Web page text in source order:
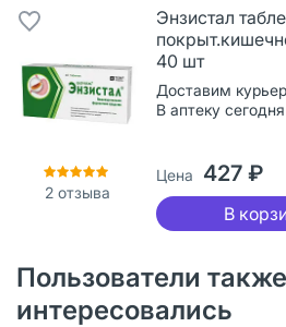
2 отзыва
Энзистал
40 шт
Доставим
В аптеку
Цена 427 ₽
В
Пользователи также
интересовались